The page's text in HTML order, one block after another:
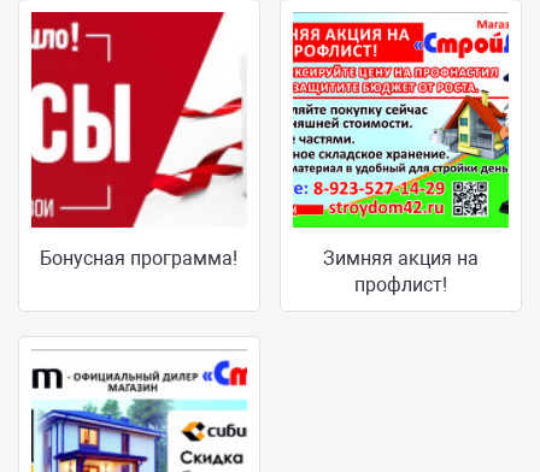
Бонусная программа!
Зимняя акция на
профлист!